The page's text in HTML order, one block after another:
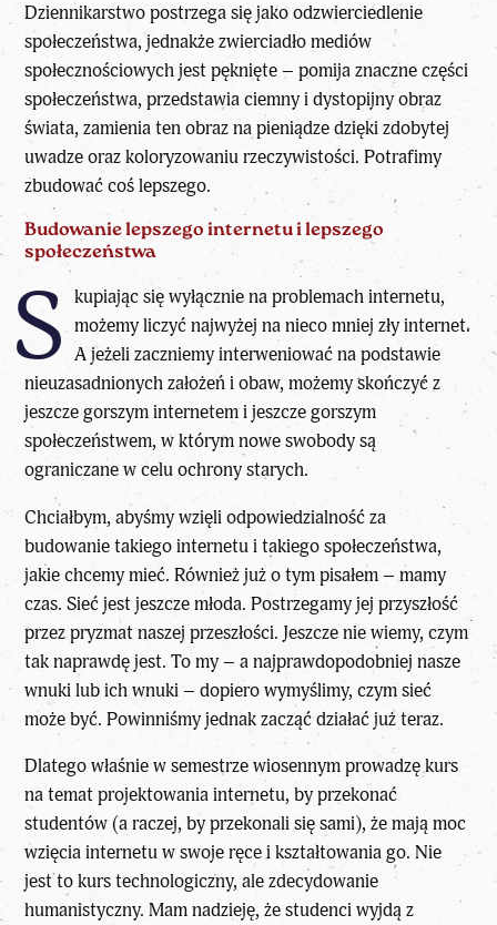
Dziennikarstwo postrzega się jako odzwierciedlenie
społeczeństwa, jednakże zwierciadło mediów
społecznościowych jest pęknięte – pomija znaczne części
społeczeństwa, przedstawia ciemny i dystopijny obraz
świata, zamienia ten obraz na pieniądze dzięki zdobytej
uwadze oraz koloryzowaniu rzeczywistości. Potrafimy
zbudować coś lepszego.
Budowanie lepszego internetu i lepszego
społeczeństwa
S kupiając się wyłącznie na problemach internetu,
możemy liczyć najwyżej na nieco mniej zły internet.
A jeżeli zaczniemy interweniować na podstawie
nieuzasadnionych założeń i obaw, możemy skończyć z
jeszcze gorszym internetem i jeszcze gorszym
społeczeństwem, w którym nowe swobody są
ograniczane w celu ochrony starych.
Chciałbym, abyśmy wzięli odpowiedzialność za
budowanie takiego internetu i takiego społeczeństwa,
jakie chcemy mieć. Również już o tym pisałem – mamy
czas. Sieć jest jeszcze młoda. Postrzegamy jej przyszłość
przez pryzmat naszej przeszłości. Jeszcze nie wiemy, czym
tak naprawdę jest. To my – a najprawdopodobniej nasze
wnuki lub ich wnuki – dopiero wymyślimy, czym sieć
może być. Powinniśmy jednak zacząć działać już teraz.
Dlatego właśnie w semestrze wiosennym prowadzę kurs
na temat projektowania internetu, by przekonać
studentów (a raczej, by przekonali się sami), że mają moc
wzięcia internetu w swoje ręce i kształtowania go. Nie
jest to kurs technologiczny, ale zdecydowanie
humanistyczny. Mam nadzieję, że studenci wyjdą z